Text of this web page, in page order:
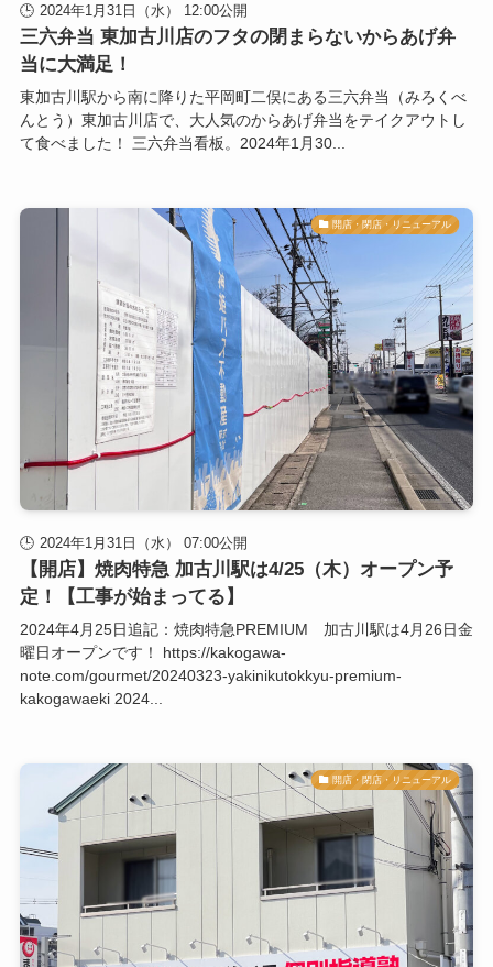
2024年1月31日（水） 12:00公開
三六弁当 東加古川店のフタの閉まらないからあげ弁
当に大満足！
東加古川駅から南に降りた平岡町二俣にある三六弁当（みろくべ
んとう）東加古川店で、大人気のからあげ弁当をテイクアウトし
て食べました！ 三六弁当看板。2024年1月30...
開店・閉店・リニューアル
2024年1月31日（水） 07:00公開
【開店】焼肉特急 加古川駅は4/25（木）オープン予
定！【工事が始まってる】
2024年4月25日追記：焼肉特急PREMIUM 加古川駅は4月26日金
曜日オープンです！ https://kakogawa-
note.com/gourmet/20240323-yakinikutokkyu-premium-
kakogawaeki 2024...
開店・閉店・リニューアル